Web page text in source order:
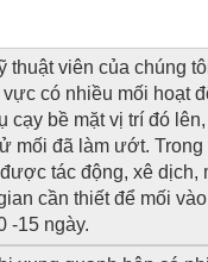
thuật viên của chúng
vực có nhiều mối hoạt
cạy bề mặt vị trí đó
mối đã làm ướt.
tác động, xê dịch,
cần thiết để mối
-15 ngày.